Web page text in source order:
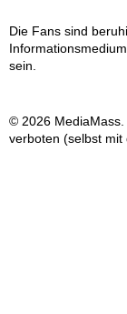
Die Fans sind
sein.
© 2026 MediaMass.
verboten (selbst mit